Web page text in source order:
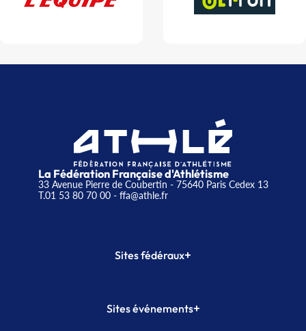
La Fédération Française d'Athlétisme
33 Avenue Pierre de Coubertin - 75640 Paris Cedex 13
T.01 53 80 70 00- ffa@athle.fr
Sites fédéraux+
Plateforme Formation
Sites événements+